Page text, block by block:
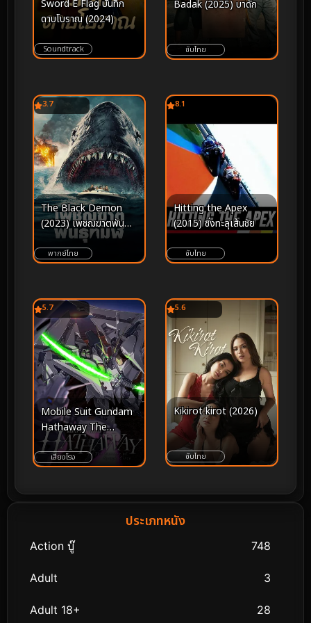
Sword E Flag บันทึก
ดาบโบราณ (2024)
Soundtrack
Badak (2025) บาดัก
ซับไทย
3.7
The Black Demon
(2023) เพชฌฆาตพันธุ์
ทมิฬ
พากย์ไทย
8.1
Hitting the Apex
(2015) ซิ่งทะลุเส้นชัย
ซับไทย
5.7
Mobile Suit Gundam
Hathaway The
Sorcery of Nymph
Circe โมบิลสูท กันดั้ม ฮา
เสียงโรง
5.6
Kikirot kirot (2026)
ซับไทย
ประเภทหนัง
Action บู๊ 748
Adult 3
Adult 18+ 28